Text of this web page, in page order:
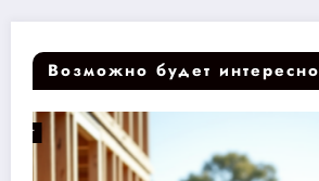
Возможно будет интересно
РЕМОНТ